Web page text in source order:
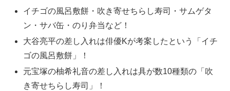
イチゴの風呂敷餅・吹き寄せちらし寿司・サムゲタ
ン・サバ缶・のり弁当など！
大谷亮平の差し入れは俳優Kが考案したという「イチ
ゴの風呂敷餅」！
元宝塚の柚希礼音の差し入れは具が数10種類の「吹
き寄せちらし寿司」！